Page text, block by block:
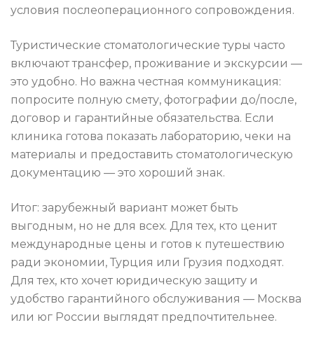
условия послеоперационного сопровождения.
Туристические стоматологические туры часто
включают трансфер, проживание и экскурсии —
это удобно. Но важна честная коммуникация:
попросите полную смету, фотографии до/после,
договор и гарантийные обязательства. Если
клиника готова показать лабораторию, чеки на
материалы и предоставить стоматологическую
документацию — это хороший знак.
Итог: зарубежный вариант может быть
выгодным, но не для всех. Для тех, кто ценит
международные цены и готов к путешествию
ради экономии, Турция или Грузия подходят.
Для тех, кто хочет юридическую защиту и
удобство гарантийного обслуживания — Москва
или юг России выглядят предпочтительнее.